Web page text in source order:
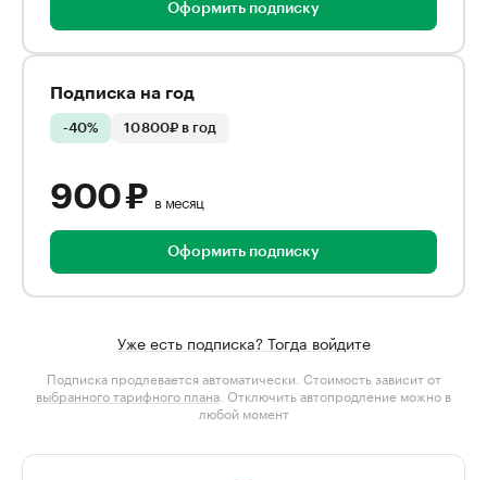
Оформить подписку
Подписка на год
-40% 10 800₽ в год
900 ₽ в месяц
Оформить подписку
Уже есть подписка? Тогда войдите
Подписка продлевается автоматически. Стоимость зависит от
выбранного тарифного плана . Отключить автопродление можно в
любой момент